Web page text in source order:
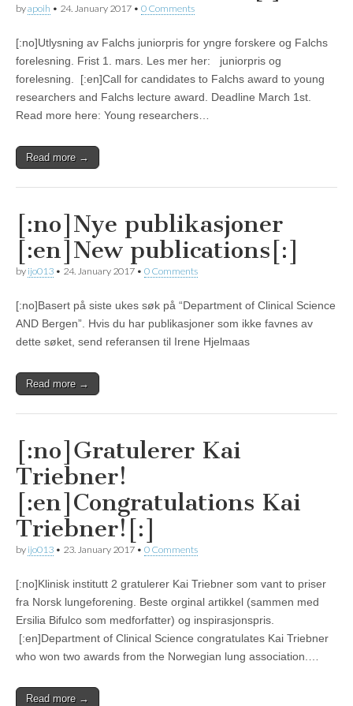
byapoih • 24. January 2017 • 0 Comments
[:no]Utlysning av Falchs juniorpris for yngre forskere og Falchs
forelesning. Frist 1. mars. Les mer her: juniorpris og
forelesning. [:en]Call for candidates to Falchs award to young
researchers and Falchs lecture award. Deadline March 1st.
Read more here: Young researchers…
Read more →
[:no]Nye publikasjoner
[:en]New publications[:]
by ijo013 • 24. January 2017 • 0 Comments
[:no]Basert på siste ukes søk på “Department of Clinical Science
AND Bergen”. Hvis du har publikasjoner som ikke favnes av
dette søket, send referansen til Irene Hjelmaas
Read more →
[:no]Gratulerer Kai
Triebner!
[:en]Congratulations Kai
Triebner![:]
by ijo013 • 23. January 2017 • 0 Comments
[:no]Klinisk institutt 2 gratulerer Kai Triebner som vant to priser
fra Norsk lungeforening. Beste orginal artikkel (sammen med
Ersilia Bifulco som medforfatter) og inspirasjonspris.
[:en]Department of Clinical Science congratulates Kai Triebner
who won two awards from the Norwegian lung association.…
Read more →